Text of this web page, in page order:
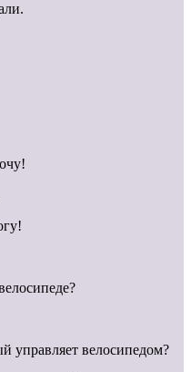
управляет велосипедом?